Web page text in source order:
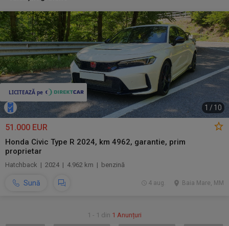
1 / 10
51.000 EUR
Honda Civic Type R 2024, km 4962, garantie, prim
proprietar
Hatchback | 2024 | 4.962 km | benzină
Sună Baia Mare, MM
4 aug.
1 - 1 din 1 Anunțuri